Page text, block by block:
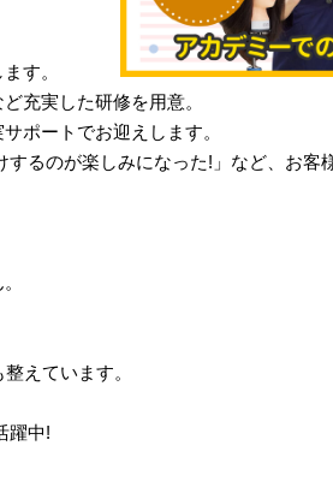
す。
充実した研修を用意。
ポートでお迎えします。
るのが楽しみになった!」など、お
えています。
躍中!